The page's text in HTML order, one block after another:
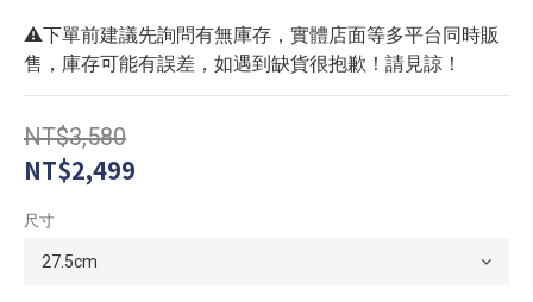
⚠️下單前建議先詢問有無庫存，實體店面等多平台同時販
售，庫存可能有誤差，如遇到缺貨很抱歉！請見諒！
NT$3,580
NT$2,499
尺寸